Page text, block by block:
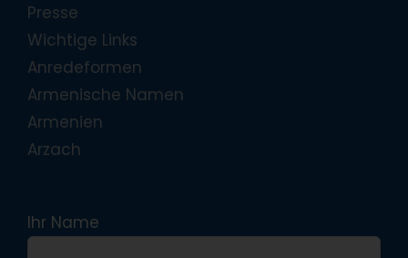
Presse
Wichtige Links
Anredeformen
Armenische Namen
Armenien
Arzach
Ihr Name